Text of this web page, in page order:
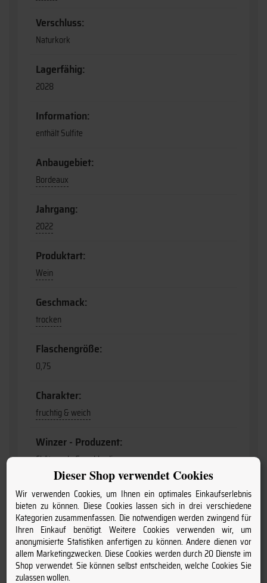
Verschluss:
Naturkork
Lagerfähig:
2028
Information:
enthält Sulfite
Anbaugebiet:
Bordeaux
Jahrgang:
2022
Produktart:
Wein
Geschmack:
trocken
Flaschengröße:
0,75
Charakter:
fruchtig & weich
Winzer - Produzent:
Château du Grand Jardin
Anschrift:
Château du Grand Jardin F- 33420 Naujan-et-Postiac
Kundenbewertungen
Dieser Shop verwendet Cookies
Wir verwenden Cookies, um Ihnen ein optimales Einkaufserlebnis
bieten zu können. Diese Cookies lassen sich in drei verschiedene
Kategorien zusammenfassen. Die notwendigen werden zwingend für
Ihren Einkauf benötigt. Weitere Cookies verwenden wir, um
anonymisierte Statistiken anfertigen zu können. Andere dienen vor
allem Marketingzwecken. Diese Cookies werden durch 20 Dienste im
Shop verwendet. Sie können selbst entscheiden, welche Cookies Sie
zulassen wollen.